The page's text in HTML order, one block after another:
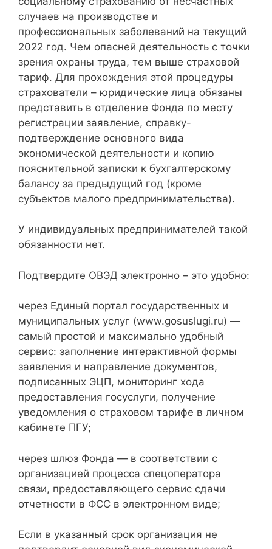
случаев на производстве и
профессиональных заболеваний на текущий
2022 год. Чем опасней деятельность с точки
зрения охраны труда, тем выше страховой
тариф. Для прохождения этой процедуры
страхователи – юридические лица обязаны
представить в отделение Фонда по месту
регистрации заявление, справку-
подтверждение основного вида
экономической деятельности и копию
пояснительной записки к бухгалтерскому
балансу за предыдущий год (кроме
субъектов малого предпринимательства).
У индивидуальных предпринимателей такой
обязанности нет.
Подтвердите ОВЭД электронно – это удобно:
через Единый портал государственных и
муниципальных услуг (www.gosuslugi.ru) —
самый простой и максимально удобный
сервис: заполнение интерактивной формы
заявления и направление документов,
подписанных ЭЦП, мониторинг хода
предоставления госуслуги, получение
уведомления о страховом тарифе в личном
кабинете ПГУ;
через шлюз Фонда — в соответствии с
организацией процесса спецоператора
связи, предоставляющего сервис сдачи
отчетности в ФСС в электронном виде;
Если в указанный срок организация не